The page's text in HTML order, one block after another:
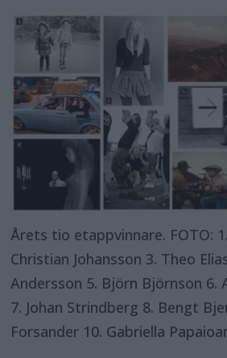
Årets tio etappvinnare. FOTO:
Christian Johansson 3. Theo
Andersson 5. Björn Björnson 6.
7. Johan Strindberg 8. Bengt
Forsander 10. Gabriella